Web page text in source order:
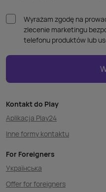
Wyrażam zgodę na
zlecenie marketingu
telefonu produktów lub
Kontakt do Play
Aplikacja Play24
Inne formy kontaktu
For Foreigners
Українська
Offer for foreigners